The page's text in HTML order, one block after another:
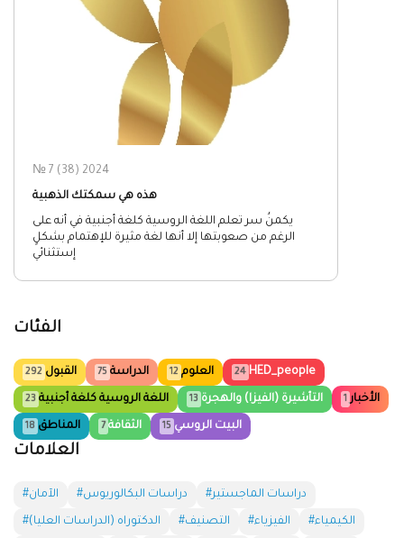
№ 7 (38) 2024
هذه هي سمكتك الذهبية
يكمنُ سر تعلم اللغة الروسية كلغة أجنبية في أنه على
الرغم من صعوبتها إلا أنها لغة مثيرة للإهتمام بشكلٍ
إستثنائي
الفئات
القبول 292 الدراسة 75 العلوم 12 HED_people
24
اللغة الروسية كلغة أجنبية 23 التأشيرة (الفيزا) والهجرة 13 الأخبار 1
المناطق 18 الثقافة 7 البيت الروسي 15
العلامات
#الآمان #دراسات البكالوريوس #دراسات الماجستير
#الدكتوراه (الدراسات العليا) #التصنيف #الفيزياء #الكيمياء